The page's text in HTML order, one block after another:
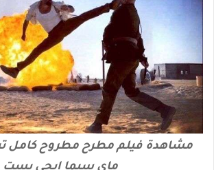
مشاهدة فيلم مطرح مطروح كامل